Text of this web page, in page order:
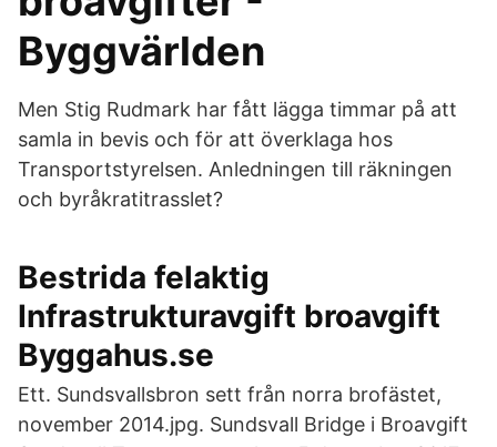
Byggvärlden
Men Stig Rudmark har fått lägga timmar på att
samla in bevis och för att överklaga hos
Transportstyrelsen. Anledningen till räkningen
och byråkratitrasslet?
Bestrida felaktig
Infrastrukturavgift broavgift
Byggahus.se
Ett. Sundsvallsbron sett från norra brofästet,
november 2014.jpg. Sundsvall Bridge i Broavgift